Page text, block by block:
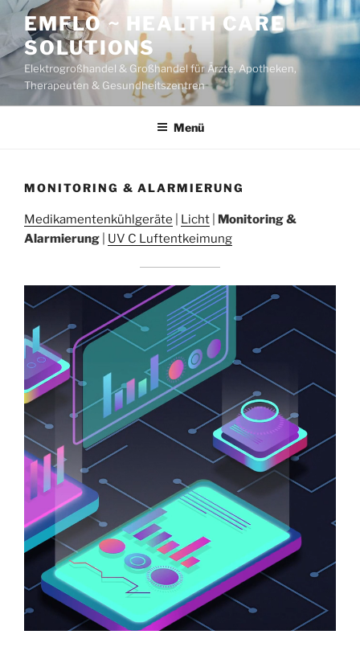
Zum
Inhalt
springen
EMFLO ~ HEALTH CARE
SOLUTIONS
Elektrogroßhandel & Großhandel für Ärzte, Apotheken,
Therapeuten & Gesundheitszentren
Menü
MONITORING & ALARMIERUNG
Medikamentenkühlgeräte Licht
Monitoring &
Alarmierung
UV C Luftentkeimung